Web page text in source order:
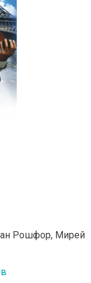
Рошфор, Мирей